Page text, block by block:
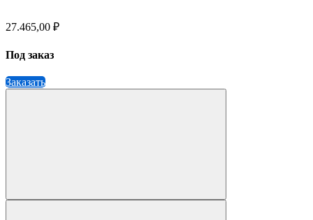
27.465,00 ₽
Под заказ
Заказать